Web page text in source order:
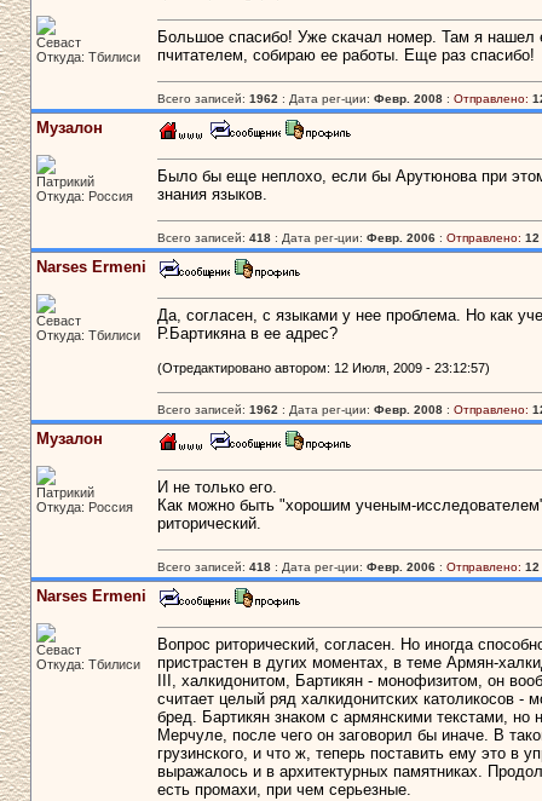
Севаст
Откуда: Тбилиси
Большое спасибо! Уже скачал номер. Там я
пчитателем, собираю ее работы. Еще раз спасибо!
Всего записей: 1962 : Дата рег-ции: Февр. 2008: Отправлено:
Музалон
Патрикий
Откуда: Россия
Было бы еще неплохо, если бы Арутюнова при
знания языков.
Всего записей: 418: Дата рег-ции: Февр. 2006: Отправлено: 12
Narses Ermeni
Севаст
Откуда: Тбилиси
Да, согласен, с языками у нее проблема. Но как
Р.Бартикяна в ее адрес?
(Отредактировано автором: 12 Июля, 2009 - 23:12:57)
Всего записей: 1962 : Дата рег-ции: Февр. 2008: Отправлено:
Музалон
Патрикий
Откуда: Россия
И не только его.
Как можно быть "хорошим ученым-
риторический.
Всего записей: 418: Дата рег-ции: Февр. 2006: Отправлено: 12
Narses Ermeni
Севаст
Откуда: Тбилиси
Вопрос риторический, согласен. Но иногда
пристрастен в дугих моментах, в теме Армян-
III, халкидонитом, Бартикян - монофизитом, он
считает целый ряд халкидонитских католикосов
бред. Бартикян знаком с армянскими текстами, но
Мерчуле, после чего он заговорил бы иначе. В
грузинского, и что ж, теперь поставить ему это в
выражалось и в архитектурных памятниках.
есть промахи, при чем серьезные.